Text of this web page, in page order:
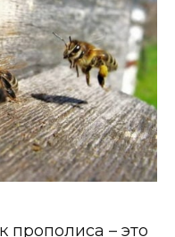
прополиса – это